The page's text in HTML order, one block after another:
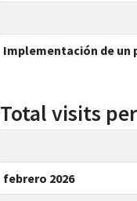
Implementación de
Total visits
febrero 2026